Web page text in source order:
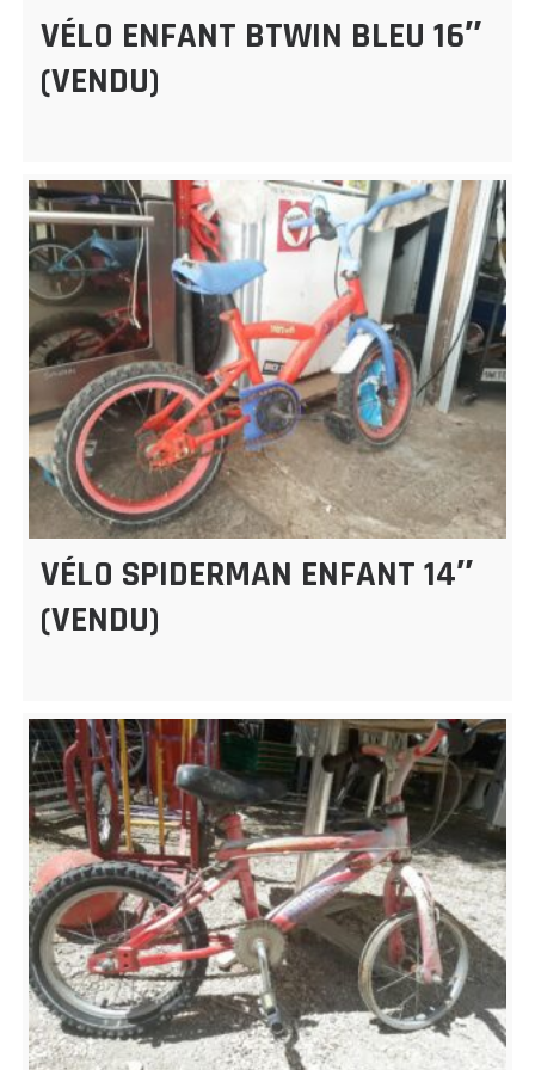
VÉLO ENFANT BTWIN BLEU 16″
(VENDU)
VÉLO SPIDERMAN ENFANT 14″
(VENDU)